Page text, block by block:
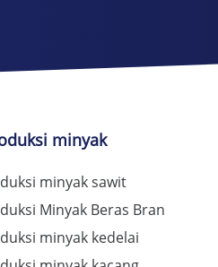
minyak
minyak sawit
Minyak Beras Bran
minyak kedelai